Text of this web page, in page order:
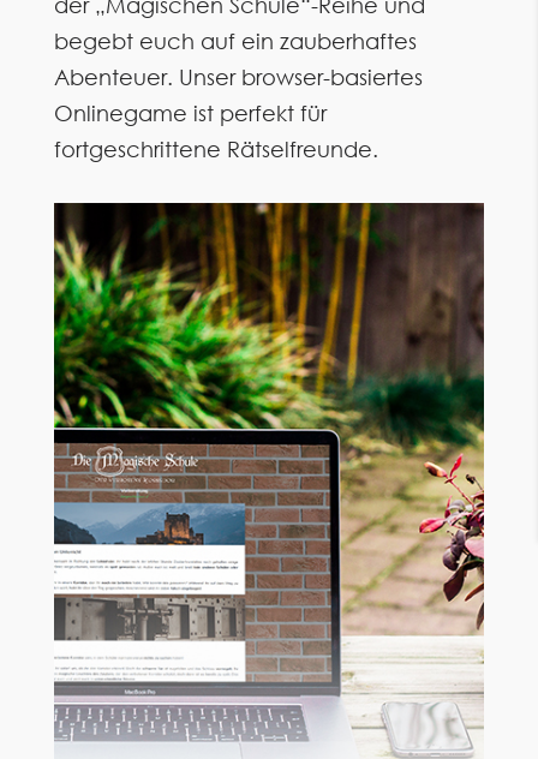
der „Magischen Schule“-Reihe und
begebt euch auf ein zauberhaftes
Abenteuer. Unser browser-basiertes
Onlinegame ist perfekt für
fortgeschrittene Rätselfreunde.